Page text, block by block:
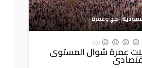
-حج وعمرة
(0)
عمرة شوال المستوى